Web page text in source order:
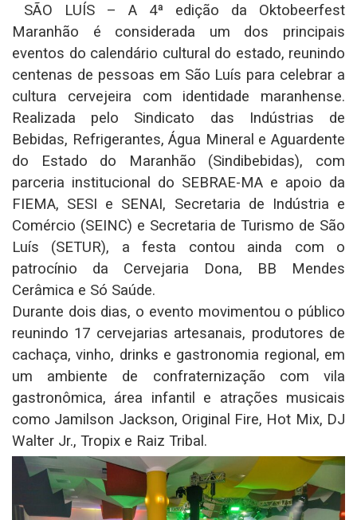
SÃO LUÍS – A 4ª edição da Oktobeerfest
Maranhão é considerada um dos principais
eventos do calendário cultural do estado, reunindo
centenas de pessoas em São Luís para celebrar a
cultura cervejeira com identidade maranhense.
Realizada pelo Sindicato das Indústrias de
Bebidas, Refrigerantes, Água Mineral e Aguardente
do Estado do Maranhão (Sindibebidas), com
parceria institucional do SEBRAE-MA e apoio da
FIEMA, SESI e SENAI, Secretaria de Indústria e
Comércio (SEINC) e Secretaria de Turismo de São
Luís (SETUR), a festa contou ainda com o
patrocínio da Cervejaria Dona, BB Mendes
Cerâmica e Só Saúde.
Durante dois dias, o evento movimentou o público
reunindo 17 cervejarias artesanais, produtores de
cachaça, vinho, drinks e gastronomia regional, em
um ambiente de confraternização com vila
gastronômica, área infantil e atrações musicais
como Jamilson Jackson, Original Fire, Hot Mix, DJ
Walter Jr., Tropix e Raiz Tribal.